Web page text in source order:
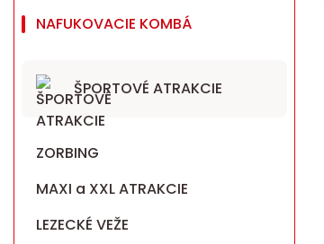
NAFUKOVACIE KOMBÁ
ŠPORTOVÉ ATRAKCIE
ZORBING
MAXI a XXL ATRAKCIE
LEZECKÉ VEŽE